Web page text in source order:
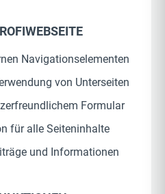
Navigationselementen
von Unterseiten
Formular
für alle Seiteninhalte
und Informationen